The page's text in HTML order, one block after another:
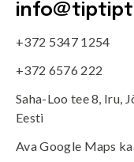
+372 5347 1254
+372 6576 222
Saha-Loo tee 8, Iru,
Eesti
Ava Google Maps